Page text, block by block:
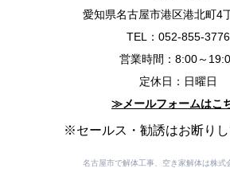
愛知県名古屋市港区港北町4
TEL： 052-855-3776
営業時間：8:00～
定休日：日曜日
≫メールフォームはこ
※セールス・勧誘はお断り
名古屋市で解体工事、空き家解体は株式